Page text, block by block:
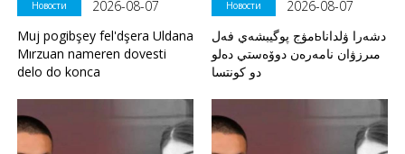
Новости
2026-08-07
Muj pogibşey fel'dşera Uldana
Mırzuan nameren dovesti
delo do konca
Новости
2026-08-07
مۋج پوگيبشەي فەلьدشەرا ۋلدانا
مىرزۋان نامەرەن دوۆەستي دەلو
دو كونتسا